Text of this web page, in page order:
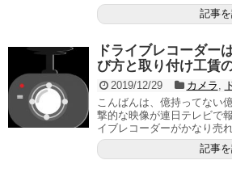
記事
ドライブレコーダー
び方と取り付け工賃
2019/12/29 カメラ ,
こんばんは、億持ってない
撃的な映像が連日テレビで
イブレコーダーがかなり売
記事